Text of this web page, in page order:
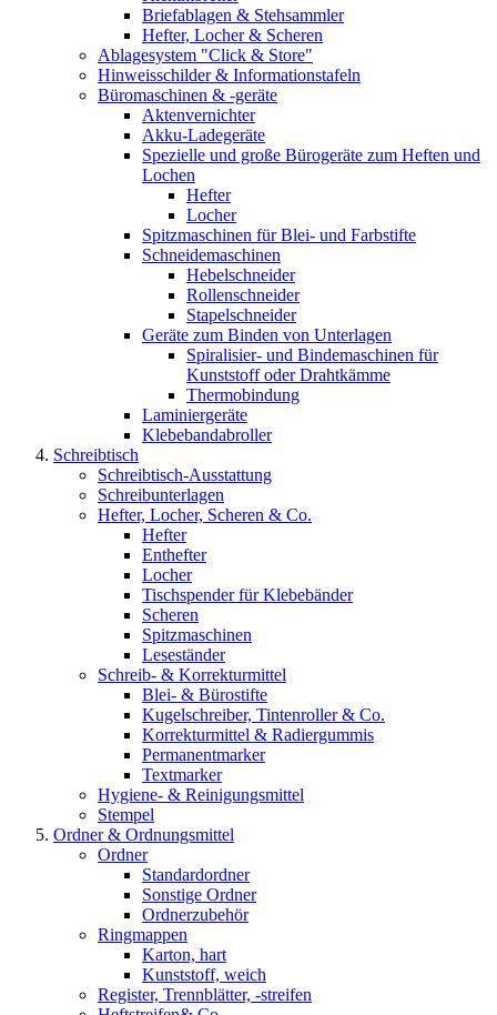
Briefablagen & Stehsammler
Hefter, Locher & Scheren
Ablagesystem "Click & Store"
Hinweisschilder & Informationstafeln
Büromaschinen & -geräte
Aktenvernichter
Akku-Ladegeräte
Spezielle und große Bürogeräte zum Heften und
Lochen
Hefter
Locher
Spitzmaschinen für Blei- und Farbstifte
Schneidemaschinen
Hebelschneider
Rollenschneider
Stapelschneider
Geräte zum Binden von Unterlagen
Spiralisier- und Bindemaschinen für
Kunststoff oder Drahtkämme
Thermobindung
Laminiergeräte
Klebebandabroller
Schreibtisch
Schreibtisch-Ausstattung
Schreibunterlagen
Hefter, Locher, Scheren & Co.
Hefter
Enthefter
Locher
Tischspender für Klebebänder
Scheren
Spitzmaschinen
Leseständer
Schreib- & Korrekturmittel
Blei- & Bürostifte
Kugelschreiber, Tintenroller & Co.
Korrekturmittel & Radiergummis
Permanentmarker
Textmarker
Hygiene- & Reinigungsmittel
Stempel
Ordner & Ordnungsmittel
Ordner
Standardordner
Sonstige Ordner
Ordnerzubehör
Ringmappen
Karton, hart
Kunststoff, weich
Register, Trennblätter, -streifen